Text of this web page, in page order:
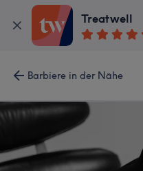
Treatwell
Barbiere in der Nähe